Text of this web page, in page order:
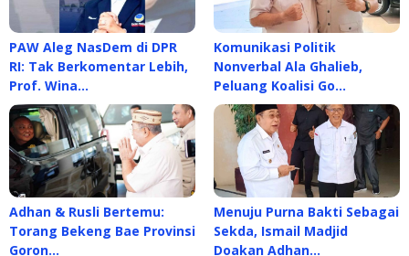
PAW Aleg NasDem di DPR
RI: Tak Berkomentar Lebih,
Prof. Wina…
Komunikasi Politik
Nonverbal Ala Ghalieb,
Peluang Koalisi Go…
Adhan & Rusli Bertemu:
Torang Bekeng Bae Provinsi
Goron…
Menuju Purna Bakti Sebagai
Sekda, Ismail Madjid
Doakan Adhan…